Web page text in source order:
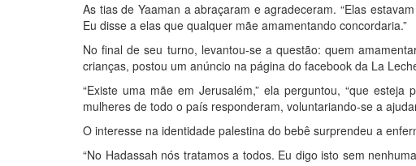
As tias de Yaaman a abraçaram e agradeceram. “Elas
Eu disse a elas que qualquer mãe amamentando concordaria.”
No final de seu turno, levantou-se a questão: quem
crianças, postou um anúncio na página do facebook da La
“Existe uma mãe em Jerusalém,” ela perguntou, “que
mulheres de todo o país responderam, voluntariando-se a
O interesse na identidade palestina do bebê surprendeu a
“No Hadassah nós tratamos a todos. Eu digo isto sem